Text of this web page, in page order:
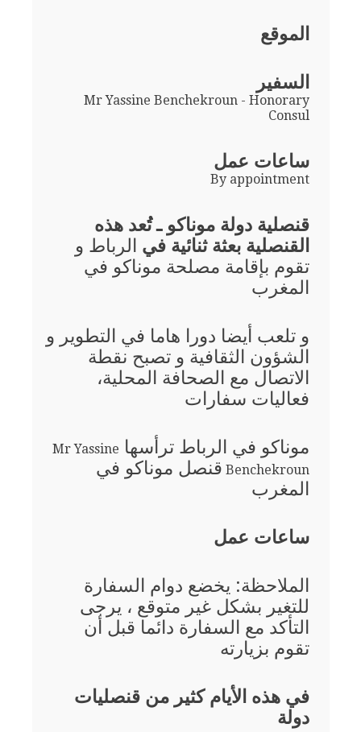
الموقع
السفير
Mr Yassine Benchekroun - Honorary
Consul
ساعات عمل
By appointment
قنصلية دولة موناكو ـ تُعد هذه
القنصلية بعثة ثنائية في الرباط و
تقوم بإقامة مصلحة موناكو في
المغرب
و تلعب أيضا دورا هاما في التطوير و
الشؤون الثقافية و تصبح نقطة
الاتصال مع الصحافة المحلية،
فعاليات سفارات
موناكو في الرباط ترأسها Mr Yassine
Benchekroun قنصل موناكو في
المغرب
ساعات عمل
الملاحظة: يخضع دوام السفارة
للتغير بشكل غير متوقع ، يرجى
التأكد مع السفارة دائما قبل أن
تقوم بزيارته
في هذه الأيام كثير من قنصليات
دولة